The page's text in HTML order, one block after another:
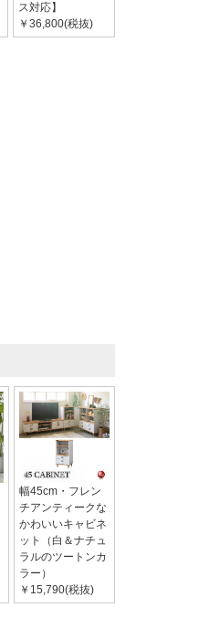
ス対応】
￥36,800(税抜)
幅45cm・フレン
チアンティークな
かわいいキャビネ
ット（白＆ナチュ
ラルのツートンカ
ラー）
￥15,790(税抜)